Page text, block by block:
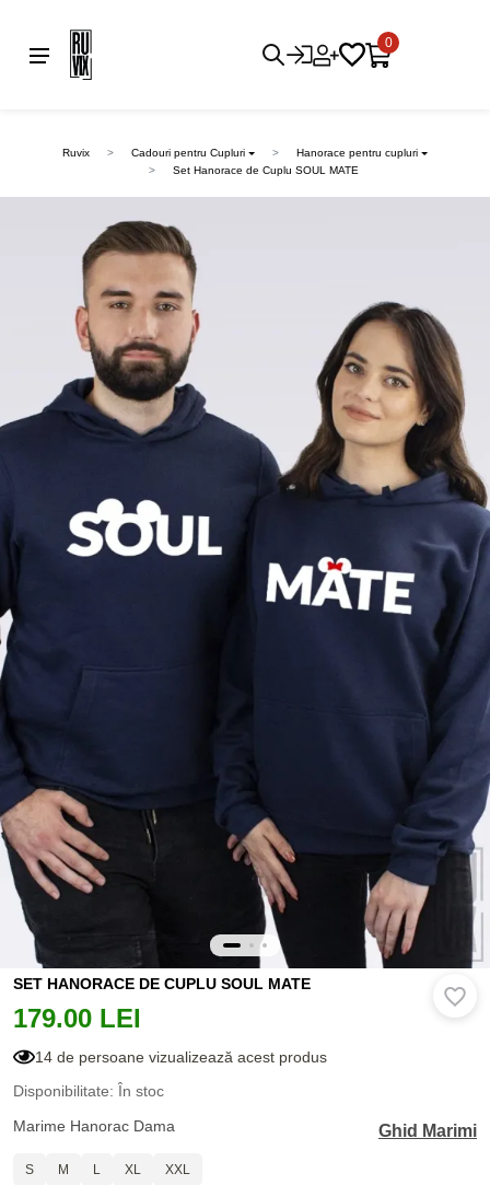
0
Ruvix Cadouri pentru Cupluri
Hanorace pentru cupluri
Set Hanorace de Cuplu SOUL MATE
SET HANORACE DE CUPLU SOUL MATE
179.00 LEI
14 de persoane vizualizează acest produs
Disponibilitate: În stoc
Marime Hanorac Dama
Ghid Marimi
S M L XL XXL